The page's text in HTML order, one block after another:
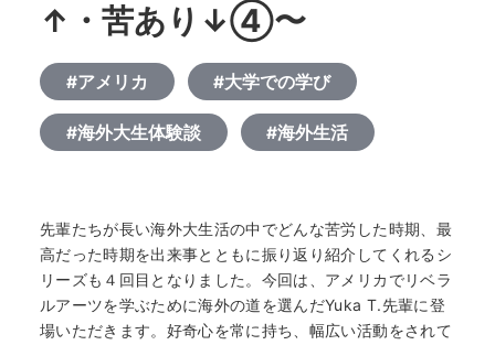
↑・苦あり↓④〜
#アメリカ #大学での学び
#海外大生体験談 #海外生活
先輩たちが長い海外大生活の中でどんな苦労した時期、最
高だった時期を出来事とともに振り返り紹介してくれるシ
リーズも４回目となりました。今回は、アメリカでリベラ
ルアーツを学ぶために海外の道を選んだYuka T.先輩に登
場いただきます。好奇心を常に持ち、幅広い活動をされて